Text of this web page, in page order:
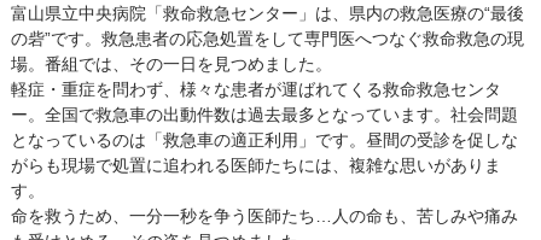
富山県立中央病院「救命救急センター」は、県内の救急医療の“最後
の砦”です。救急患者の応急処置をして専門医へつなぐ救命救急の現
場。番組では、その一日を見つめました。
軽症・重症を問わず、様々な患者が運ばれてくる救命救急センタ
ー。全国で救急車の出動件数は過去最多となっています。社会問題
となっているのは「救急車の適正利用」です。昼間の受診を促しな
がらも現場で処置に追われる医師たちには、複雑な思いがありま
す。
命を救うため、一分一秒を争う医師たち…人の命も、苦しみや痛み